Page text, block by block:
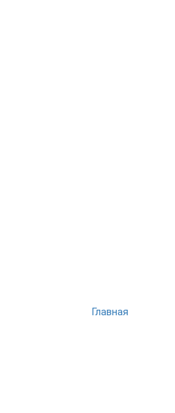
Главная